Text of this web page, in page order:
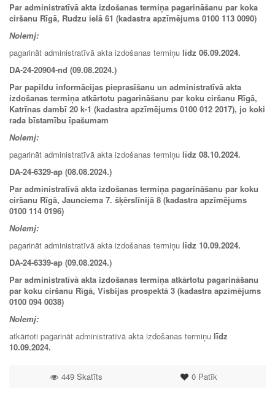
Par administratīvā akta izdošanas termiņa pagarināšanu par koka
ciršanu Rīgā, Rudzu ielā 61 (kadastra apzīmējums 0100 113 0090)
Nolemj:
pagarināt administratīvā akta izdošanas termiņu līdz 06.09.2024.
DA-24-20904-nd (09.08.2024.)
Par papildu informācijas pieprasīšanu un administratīvā akta
izdošanas termiņa atkārtotu pagarināšanu par koku ciršanu Rīgā,
Katrīnas dambī 20 k-1 (kadastra apzīmējums 0100 012 2017), jo koki
rada bīstamību īpašumam
Nolemj:
pagarināt administratīvā akta izdošanas termiņu līdz 08.10.2024.
DA-24-6329-ap (08.08.2024.)
Par administratīvā akta izdošanas termiņa pagarināšanu par koku
ciršanu Rīgā, Jaunciema 7. šķērslīnijā 8 (kadastra apzīmējums
0100 114 0196)
Nolemj:
pagarināt administratīvā akta izdošanas termiņu līdz 10.09.2024.
DA-24-6339-ap (09.08.2024.)
Par administratīvā akta izdošanas termiņa atkārtotu pagarināšanu
par koku ciršanu Rīgā, Visbijas prospektā 3 (kadastra apzīmējums
0100 094 0038)
Nolemj:
atkārtoti pagarināt administratīvā akta izdošanas termiņu līdz
10.09.2024.
0Patīk
449 Skatīts